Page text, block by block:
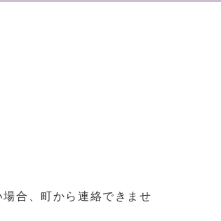
合、町から連絡できませ